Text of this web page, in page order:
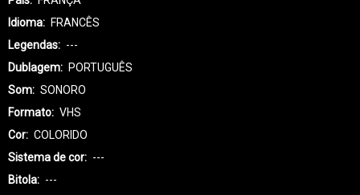
Idioma
FRANCÊS
Legendas
---
Dublagem
PORTUGUÊS
Som
SONORO
Formato
VHS
Cor
COLORIDO
Sistema de cor
---
Bitola
---